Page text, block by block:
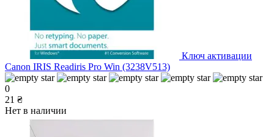
Ключ активации
Canon IRIS Readiris Pro Win (3238V513)
0
21 ₴
Нет в наличии